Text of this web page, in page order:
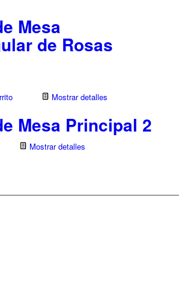
Mesa
de Rosas
Mostrar detalles
Mesa Principal 2
Mostrar detalles